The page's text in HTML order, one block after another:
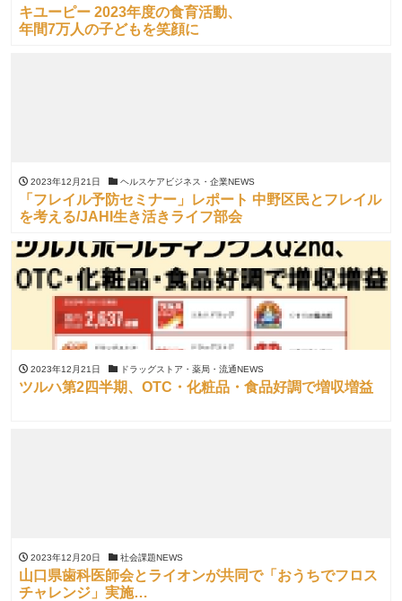
キユーピー 2023年度の食育活動、
年間7万人の子どもを笑顔に
2023年12月21日 ヘルスケアビジネス・企業NEWS
「フレイル予防セミナー」レポート 中野区民とフレイル
を考える/JAHI生き活きライフ部会
2023年12月21日 ドラッグストア・薬局・流通NEWS
ツルハ第2四半期、OTC・化粧品・食品好調で増収増益
2023年12月20日 社会課題NEWS
山口県歯科医師会とライオンが共同で「おうちでフロス
チャレンジ」実施